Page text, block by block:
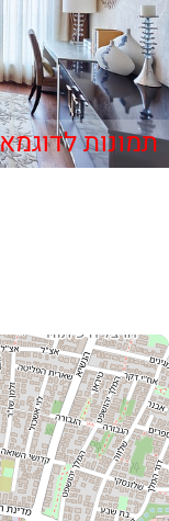
תמונות